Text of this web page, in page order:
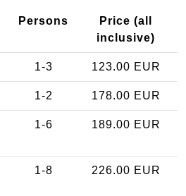
Persons
Price (all
inclusive)
1-3 123.00 EUR
1-2 178.00 EUR
1-6 189.00 EUR
1-8 226.00 EUR